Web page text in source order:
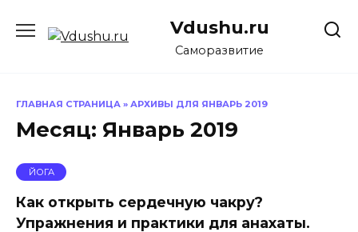
содержанию
Vdushu.ru
Саморазвитие
ГЛАВНАЯ СТРАНИЦА » АРХИВЫ ДЛЯ ЯНВАРЬ 2019
Месяц: Январь 2019
ЙОГА
Как открыть сердечную чакру?
Упражнения и практики для анахаты.